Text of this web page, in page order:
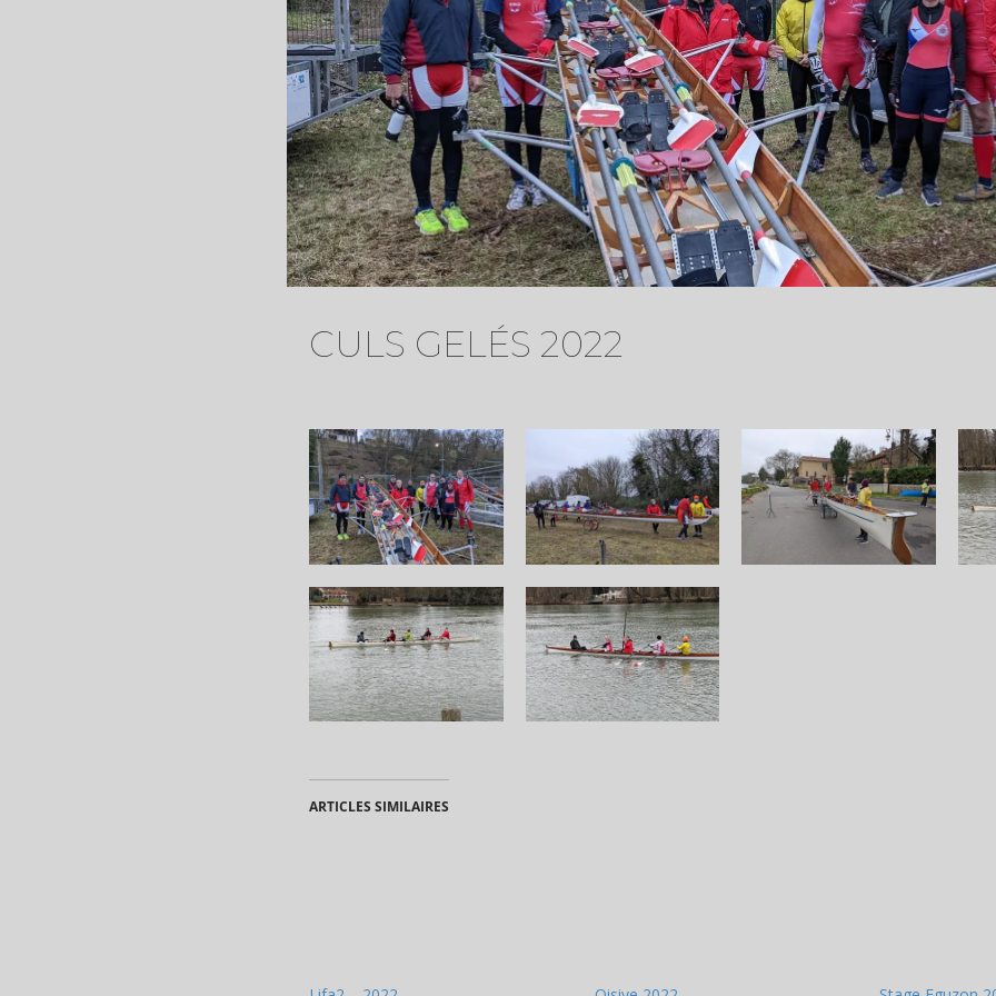
CULS GELÉS 2022
ARTICLES SIMILAIRES